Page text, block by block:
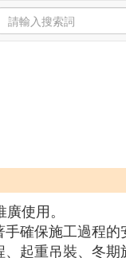
使用。
確保施工過程的
起重吊裝、冬期